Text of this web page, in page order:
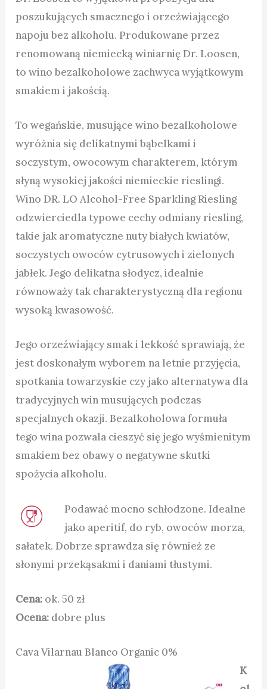
poszukujących smacznego i orzeźwiającego
napoju bez alkoholu. Produkowane przez
renomowaną niemiecką winiarnię Dr. Loosen,
to wino bezalkoholowe zachwyca wyjątkowym
smakiem i jakością.
To wegańskie, musujące wino bezalkoholowe
wyróżnia się delikatnymi bąbelkami i
soczystym, owocowym charakterem, którym
słyną wysokiej jakości niemieckie rieslingi.
Wino DR. LO Alcohol-Free Sparkling Riesling
odzwierciedla typowe cechy odmiany riesling,
takie jak aromatyczne nuty białych kwiatów,
soczystych owoców cytrusowych i zielonych
jabłek. Jego delikatna słodycz, idealnie
równoważy tak charakterystyczną dla regionu
wysoką kwasowość.
Jego orzeźwiający smak i lekkość sprawiają, że
jest doskonałym wyborem na letnie przyjęcia,
spotkania towarzyskie czy jako alternatywa dla
tradycyjnych win musujących podczas
specjalnych okazji. Bezalkoholowa formuła
tego wina pozwala cieszyć się jego wyśmienitym
smakiem bez obawy o negatywne skutki
spożycia alkoholu.
Podawać mocno schłodzone. Idealne
jako aperitif, do ryb, owoców morza,
sałatek. Dobrze sprawdza się również ze
słonymi przekąsakmi i daniami tłustymi.
Cena: ok. 50 zł
Ocena: dobre plus
Cava Vilarnau Blanco Organic 0%
K